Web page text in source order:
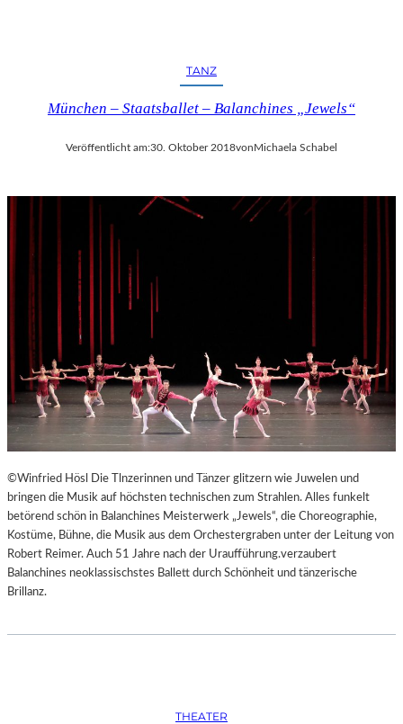
TANZ
München – Staatsballet – Balanchines „Jewels“
Veröffentlicht am:30. Oktober 2018vonMichaela Schabel
©Winfried Hösl Die Tlnzerinnen und Tänzer glitzern wie Juwelen und
bringen die Musik auf höchsten technischen zum Strahlen. Alles funkelt
betörend schön in Balanchines Meisterwerk „Jewels“, die Choreographie,
Kostüme, Bühne, die Musik aus dem Orchestergraben unter der Leitung von
Robert Reimer. Auch 51 Jahre nach der Uraufführung.verzaubert
Balanchines neoklassischstes Ballett durch Schönheit und tänzerische
Brillanz.
THEATER